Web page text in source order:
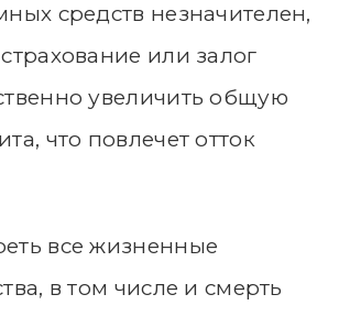
средств незначителен,
или залог
увеличить общую
что повлечет отток
все жизненные
в том числе и смерть